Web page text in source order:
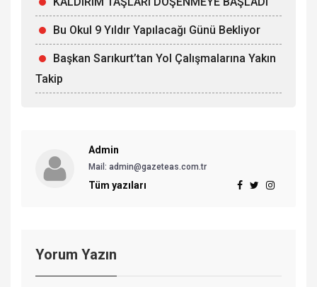
Bu Okul 9 Yıldır Yapılacağı Günü Bekliyor
Başkan Sarıkurt’tan Yol Çalışmalarına Yakın
Takip
Admin
Mail: admin@gazeteas.com.tr
Tüm yazıları
Yorum Yazın